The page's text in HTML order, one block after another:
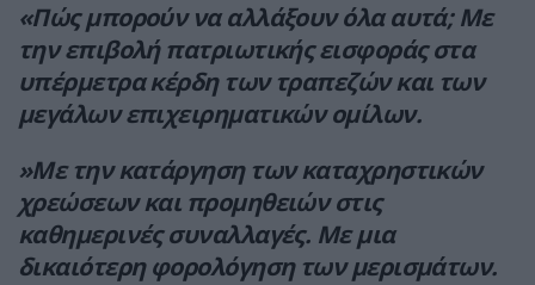
«Πώς μπορούν να αλλάξουν όλα αυτά; Με
την επιβολή πατριωτικής εισφοράς στα
υπέρμετρα κέρδη των τραπεζών και των
μεγάλων επιχειρηματικών ομίλων.
»Με την κατάργηση των καταχρηστικών
χρεώσεων και προμηθειών στις
καθημερινές συναλλαγές. Με μια
δικαιότερη φορολόγηση των μερισμάτων.